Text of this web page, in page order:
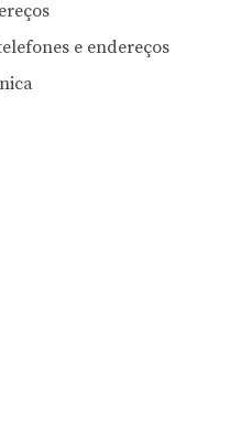
e endereços